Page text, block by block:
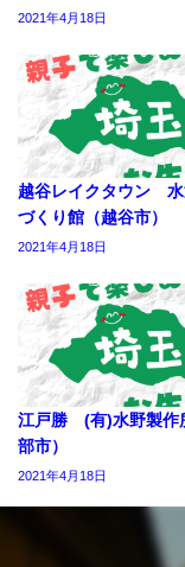
2021年4月18日
越谷レイクタウン 水
づくり館（越谷市）
2021年4月18日
江戸勝 (有)水野製作
部市）
2021年4月18日